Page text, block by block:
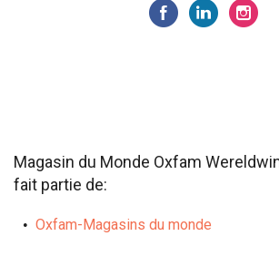
Magasin du Monde Oxfam
fait partie de:
Oxfam-Magasins du monde